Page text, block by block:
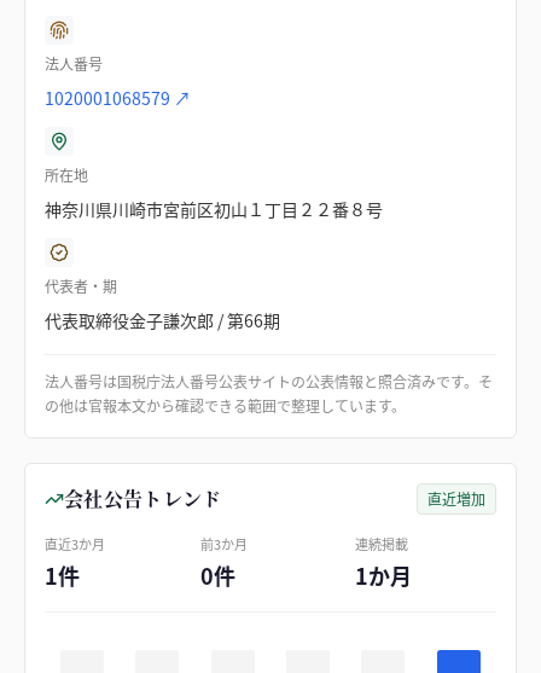
法人番号
1020001068579 ↗
所在地
神奈川県川崎市宮前区初山１丁目２２番８号
代表者・期
代表取締役金子謙次郎 / 第66期
法人番号は国税庁法人番号公表サイトの公表情報と照合済みです。そ
の他は官報本文から確認できる範囲で整理しています。
会社公告トレンド 直近増加
直近3か月
1件
前3か月
0件
連続掲載
1か月